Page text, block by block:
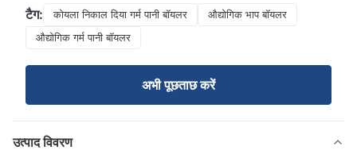
टैग: कोयला निकाल दिया गर्म पानी बॉयलर
औद्योगिक भाप बॉयलर
औद्योगिक गर्म पानी बॉयलर
अभी पूछताछ करें
उत्पाद विवरण